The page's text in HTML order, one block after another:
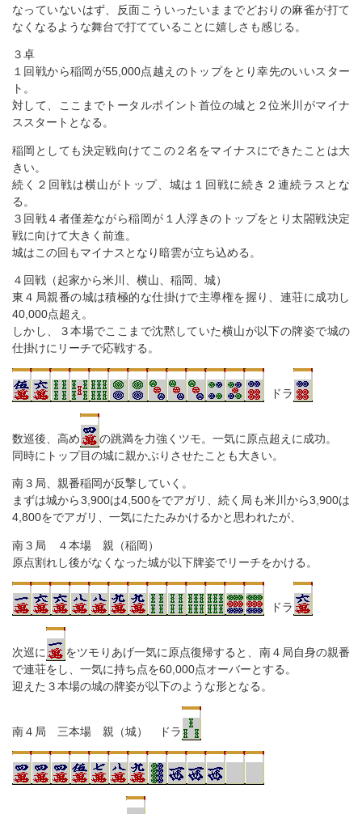
なっていないはず、反面こういったいままでどおりの麻雀が打て
なくなるような舞台で打てていることに嬉しさも感じる。
３卓
１回戦から稲岡が55,000点越えのトップをとり幸先のいいスター
ト。
対して、ここまでトータルポイント首位の城と２位米川がマイナ
ススタートとなる。
稲岡としても決定戦向けてこの２名をマイナスにできたことは大
きい。
続く２回戦は横山がトップ、城は１回戦に続き２連続ラスとな
る。
３回戦４者僅差ながら稲岡が１人浮きのトップをとり太閤戦決定
戦に向けて大きく前進。
城はこの回もマイナスとなり暗雲が立ち込める。
４回戦（起家から米川、横山、稲岡、城）
東４局親番の城は積極的な仕掛けで主導権を握り、連荘に成功し
40,000点超え。
しかし、３本場でここまで沈黙していた横山が以下の牌姿で城の
仕掛けにリーチで応戦する。
ドラ
数巡後、高め
の跳満を力強くツモ。一気に原点超えに成功。
同時にトップ目の城に親かぶりさせたことも大きい。
南３局、親番稲岡が反撃していく。
まずは城から3,900は4,500をでアガリ、続く局も米川から3,900は
4,800をでアガリ、一気にたたみかけるかと思われたが、
南３局 ４本場 親（稲岡）
原点割れし後がなくなった城が以下牌姿でリーチをかける。
ドラ
次巡に
をツモりあげ一気に原点復帰すると、南４局自身の親番
で連荘をし、一気に持ち点を60,000点オーバーとする。
迎えた３本場の城の牌姿が以下のような形となる。
南４局 三本場 親（城） ドラ